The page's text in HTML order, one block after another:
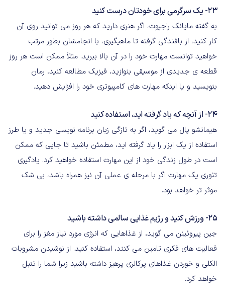
23- یک سرگرمی برای خودتان درست کنید
به گفته مایانک راجپوت، اگر هنری دارید که هر روز می توانید روی آن
کار کنید، از بافندگی گرفته تا ماهیگیری، با انجامشان بطور مرتب
خواهید توانست مهارت خود را در آن بالا ببرید. مثلاً ممکن است هر روز
قطعه ی جدیدی از موسیقی بنوازید، فیزیک مطالعه کنید، رمان
بنویسید و یا اینکه مهارت های کامپیوتری خود را افزایش دهید.
24- از آنچه که یاد گرفته اید، استفاده کنید
هیمانشو پال می گوید، اگر به تازگی زبان برنامه نویسی جدید و یا طرز
استفاده از یک ابزار را یاد گرفته اید، مطمئن باشید تا جایی که ممکن
است در طول زندگی خود از این مهارت استفاده خواهید کرد. یادگیری
تئوری یک مهارت اگر با مرحله ی عملی آن نیز همراه باشد، بی شک
موثر تر خواهد بود.
25- ورزش کنید و رژیم غذایی سالمی داشته باشید
جین پیروئینن می گوید، از غذاهایی که انرژی مورد نیاز مغز را برای
فعالیت های فکری تامین می کنند، استفاده کنید. از نوشیدن مشروبات
الکلی و خوردن غذاهای پرکالری پرهیز داشته باشید زیرا شما را تنبل
خواهد کرد.